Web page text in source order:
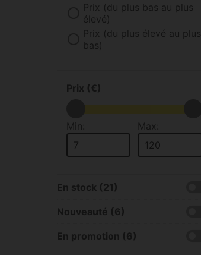
Prix (du plus bas au plus
élevé)
Prix (du plus élevé au plus
bas)
Prix (€)
Min: Max:
En stock (21)
Nouveauté (6)
En promotion (6)